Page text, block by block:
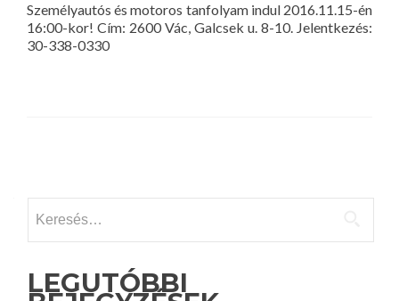
Személyautós és motoros tanfolyam indul 2016.11.15-én
16:00-kor! Cím: 2600 Vác, Galcsek u. 8-10. Jelentkezés:
30-338-0330
navigation
LEGUTÓBBI